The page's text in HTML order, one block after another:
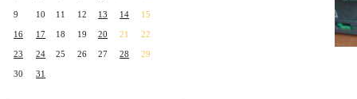
9 10 11 12 13 14 15
16 17 18 19 20 21 22
23 24 25 26 27 28 29
30 31